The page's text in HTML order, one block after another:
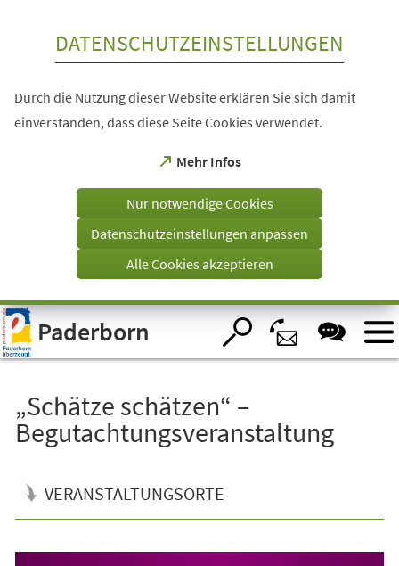
Visuelle
Assistenzsoftware
öffnen.
DATENSCHUTZEINSTELLUNGEN
Durch die Nutzung dieser Website erklären Sie sich damit
einverstanden, dass diese Seite Cookies verwendet.
Mehr Infos
(Öffnet
einem
Tab)
Nur notwendige Cookies
Datenschutzeinstellungen anpassen
Alle Cookies akzeptieren
Paderborn
„Schätze schätzen“ –
Begutachtungsveranstaltung
VERANSTALTUNGSORTE